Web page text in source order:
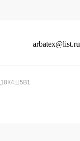
arbatex@list.ru